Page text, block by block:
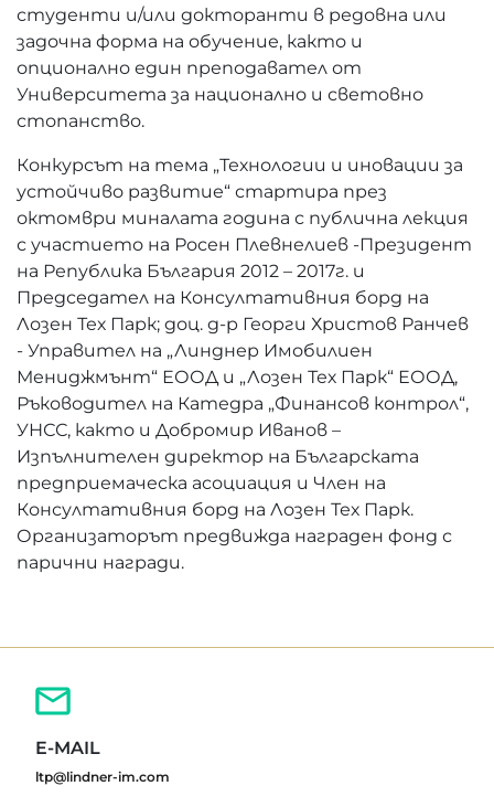
студенти и/или докторанти в редовна или
задочна форма на обучение, както и
опционално един преподавател от
Университета за национално и световно
стопанство.
Конкурсът на тема „Технологии и иновации за
устойчиво развитие“ стартира през
октомври миналата година с публична лекция
с участието на Росен Плевнелиев -Президент
на Република България 2012 – 2017г. и
Председател на Консултативния борд на
Лозен Тех Парк; доц. д-р Георги Христов Ранчев
- Управител на „Линднер Имобилиен
Мениджмънт“ ЕООД и „Лозен Тех Парк“ ЕООД,
Ръководител на Катедра „Финансов контрол“,
УНСС, както и Добромир Иванов –
Изпълнителен директор на Българската
предприемаческа асоциация и Член на
Консултативния борд на Лозен Тех Парк.
Организаторът предвижда награден фонд с
парични награди.
E-MAIL
ltp@lindner-im.com